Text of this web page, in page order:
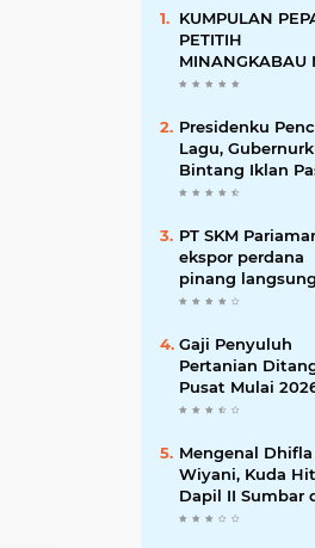
KUMPULAN
PETITIH
MINANGKABAU
ELOK
Presidenku
Lagu,
Bintang Iklan
Gigi
PT SKM
ekspor perdana
pinang
India
Gaji Penyuluh
Pertanian
Pusat Mulai
Mengenal Dhifla
Wiyani, Kuda
Dapil II Sumbar
Golkar